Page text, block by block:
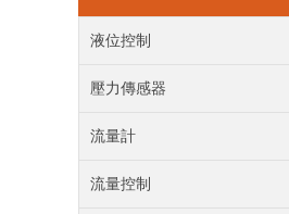
液位控制
壓力傳感器
流量計
流量控制